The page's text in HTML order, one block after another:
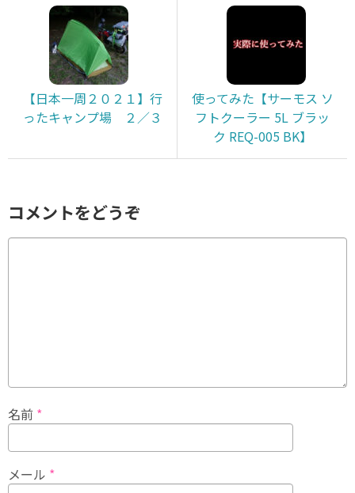
【日本一周２０２１】行
ったキャンプ場 ２／３
使ってみた【サーモス ソ
フトクーラー 5L ブラッ
ク REQ-005 BK】
コメントをどうぞ
名前 *
メール *